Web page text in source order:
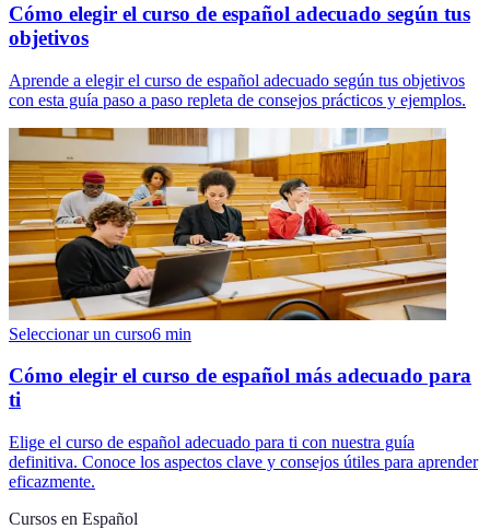
Cómo elegir el curso de español adecuado según tus
objetivos
Aprende a elegir el curso de español adecuado según tus objetivos
con esta guía paso a paso repleta de consejos prácticos y ejemplos.
Seleccionar un curso6 min
Cómo elegir el curso de español más adecuado para
ti
Elige el curso de español adecuado para ti con nuestra guía
definitiva. Conoce los aspectos clave y consejos útiles para aprender
eficazmente.
Cursos en Español